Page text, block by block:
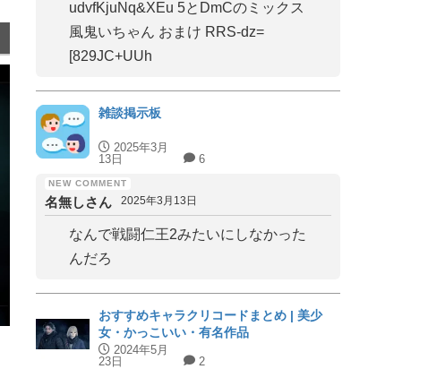
udvfKjuNq&XEu 5とDmCのミックス
風鬼いちゃん おまけ RRS-dz=
[829JC+UUh
雑談掲示板
2025年3月
13日
6
名無しさん 2025年3月13日
なんで戦闘仁王2みたいにしなかった
んだろ
おすすめキャラクリコードまとめ | 美少
女・かっこいい・有名作品
2024年5月
23日
2